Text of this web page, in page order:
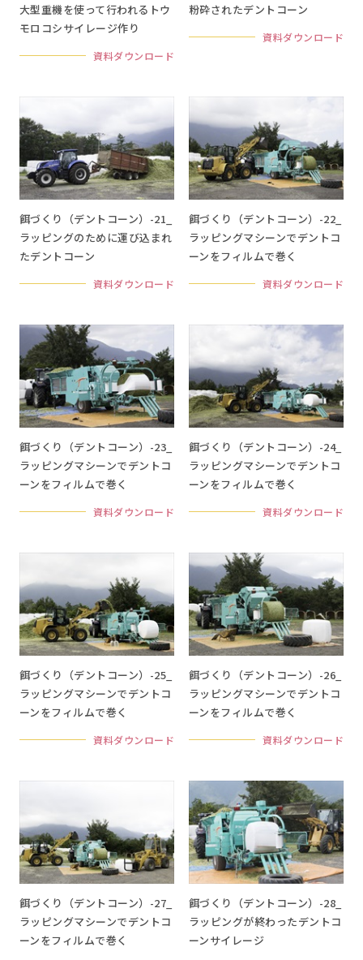
大型重機を使って行われるトウ
モロコシサイレージ作り
資料ダウンロード
粉砕されたデントコーン
資料ダウンロード
餌づくり（デントコーン）-21_
ラッピングのために運び込まれ
たデントコーン
資料ダウンロード
餌づくり（デントコーン）-22_
ラッピングマシーンでデントコ
ーンをフィルムで巻く
資料ダウンロード
餌づくり（デントコーン）-23_
ラッピングマシーンでデントコ
ーンをフィルムで巻く
資料ダウンロード
餌づくり（デントコーン）-24_
ラッピングマシーンでデントコ
ーンをフィルムで巻く
資料ダウンロード
餌づくり（デントコーン）-25_
ラッピングマシーンでデントコ
ーンをフィルムで巻く
資料ダウンロード
餌づくり（デントコーン）-26_
ラッピングマシーンでデントコ
ーンをフィルムで巻く
資料ダウンロード
餌づくり（デントコーン）-27_
ラッピングマシーンでデントコ
ーンをフィルムで巻く
餌づくり（デントコーン）-28_
ラッピングが終わったデントコ
ーンサイレージ